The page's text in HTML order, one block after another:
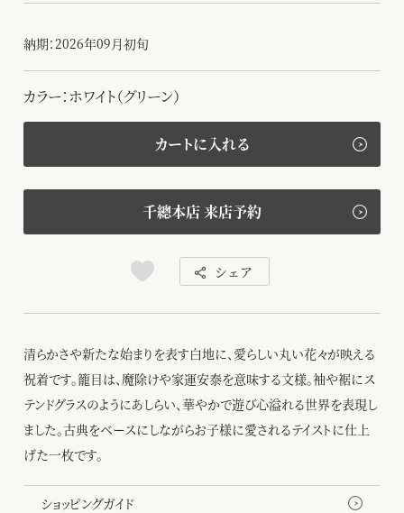
納期：2026年09月初旬
カラー：ホワイト（グリーン）
カートに入れる
千總本店 来店予約
シェア
清らかさや新たな始まりを表す白地に、愛らしい丸い花々が映える
祝着です。籠目は、魔除けや家運安泰を意味する文様。袖や裾にス
テンドグラスのようにあしらい、華やかで遊び心溢れる世界を表現し
ました。古典をベースにしながらお子様に愛されるテイストに仕上
げた一枚です。
ショッピングガイド